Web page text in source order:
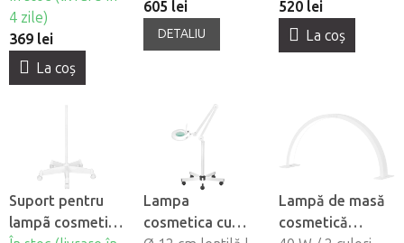
4 zile)
369 lei
La coş
605 lei
DETALIU
BeautyOne
Elegante 6028 60
LED
520 lei
La coş
Suport pentru
lampã cosmeticã
Lampa
cosmetica cu
Lampă de masă
cosmetică